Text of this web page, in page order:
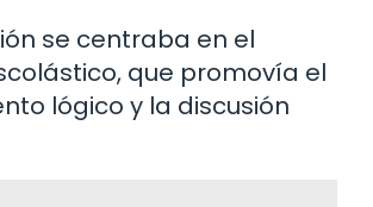
se centraba en el
que promovía el
lógico y la discusión